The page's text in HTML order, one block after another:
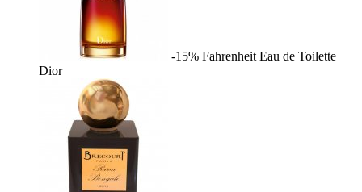
-15% Fahrenheit Eau de Toilette
Dior